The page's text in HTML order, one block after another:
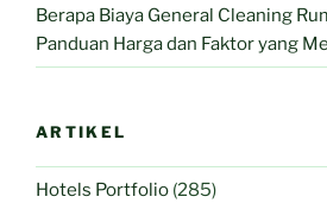
Berapa Biaya General Cleaning
Panduan Harga dan Faktor yang
ARTIKEL
Hotels Portfolio (285)